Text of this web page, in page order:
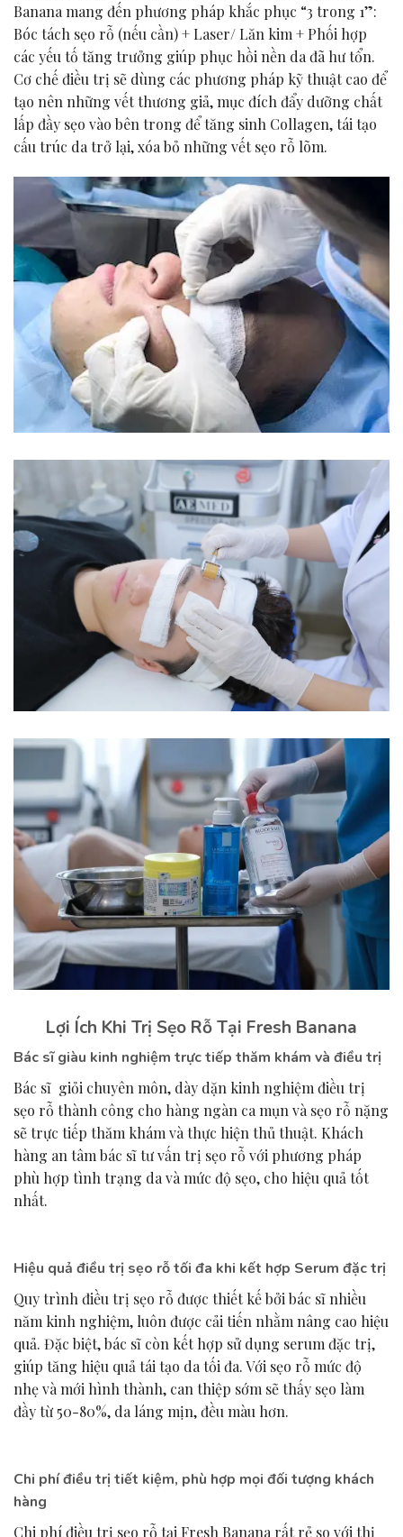
Banana mang đến phương pháp khắc phục “3 trong 1”:
Bóc tách sẹo rỗ (nếu cần) + Laser/ Lăn kim + Phối hợp
các yếu tố tăng trưởng giúp phục hồi nền da đã hư tổn.
Cơ chế điều trị sẽ dùng các phương pháp kỹ thuật cao để
tạo nên những vết thương giả, mục đích đẩy dưỡng chất
lấp đầy sẹo vào bên trong để tăng sinh Collagen, tái tạo
cấu trúc da trở lại, xóa bỏ những vết sẹo rỗ lõm.
Lợi Ích Khi Trị Sẹo Rỗ Tại Fresh Banana
Bác sĩ giàu kinh nghiệm trực tiếp thăm khám và điều trị
Bác sĩ giỏi chuyên môn, dày dặn kinh nghiệm điều trị
sẹo rỗ thành công cho hàng ngàn ca mụn và sẹo rỗ nặng
sẽ trực tiếp thăm khám và thực hiện thủ thuật. Khách
hàng an tâm bác sĩ tư vấn trị sẹo rỗ với phương pháp
phù hợp tình trạng da và mức độ sẹo, cho hiệu quả tốt
nhất.
Hiệu quả điều trị sẹo rỗ tối đa khi kết hợp Serum đặc trị
Quy trình điều trị sẹo rỗ được thiết kế bởi bác sĩ nhiều
năm kinh nghiệm, luôn được cải tiến nhằm nâng cao hiệu
quả. Đặc biệt, bác sĩ còn kết hợp sử dụng serum đặc trị,
giúp tăng hiệu quả tái tạo da tối đa. Với sẹo rỗ mức độ
nhẹ và mới hình thành, can thiệp sớm sẽ thấy sẹo làm
đầy từ 50-80%, da láng mịn, đều màu hơn.
Chi phí điều trị tiết kiệm, phù hợp mọi đối tượng khách
hàng
Chi phí điều trị sẹo rỗ tại Fresh Banana rất rẻ so với thị